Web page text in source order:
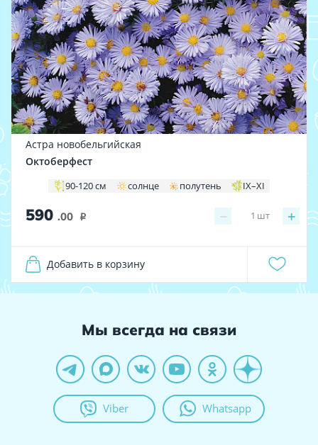
Астра новобельгийская
Октоберфест
90-120 см солнце полутень IX–XI
590 .00 i − +
1 шт
Добавить в корзину
Мы всегда на связи
Viber Whatsapp